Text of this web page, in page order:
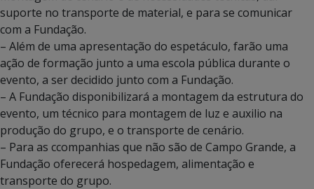
suporte no transporte de material, e para se comunicar
com a Fundação.
– Além de uma apresentação do espetáculo, farão uma
ação de formação junto a uma escola pública durante o
evento, a ser decidido junto com a Fundação.
– A Fundação disponibilizará a montagem da estrutura do
evento, um técnico para montagem de luz e auxilio na
produção do grupo, e o transporte de cenário.
– Para as ccompanhias que não são de Campo Grande, a
Fundação oferecerá hospedagem, alimentação e
transporte do grupo.